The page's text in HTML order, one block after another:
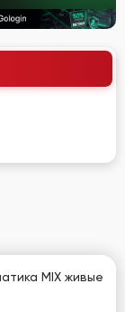
MIX живые